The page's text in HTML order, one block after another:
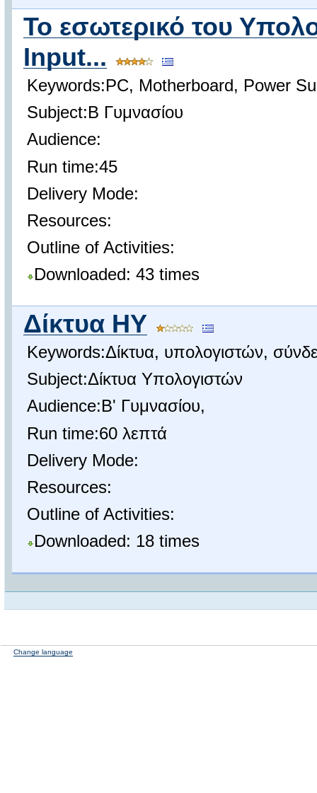
Το εσωτερικό του
Input...
Keywords:PC, Motherboard, Power
Subject:Β Γυμνασίου
Audience:
Run time:45
Delivery Mode:
Resources:
Outline of Activities:
Downloaded: 43 times
Δίκτυα ΗΥ
Keywords:Δίκτυα, υπολογιστών,
Subject:Δίκτυα Υπολογιστών
Audience:Β' Γυμνασίου,
Run time:60 λεπτά
Delivery Mode:
Resources:
Outline of Activities:
Downloaded: 18 times
Change language